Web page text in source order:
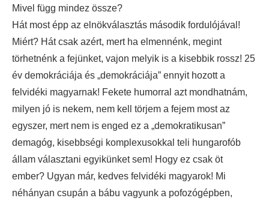
Mivel függ mindez össze?
Hát most épp az elnökválasztás második fordulójával!
Miért? Hát csak azért, mert ha elmennénk, megint
törhetnénk a fejünket, vajon melyik is a kisebbik rossz! 25
év demokráciája és „demokráciája” ennyit hozott a
felvidéki magyarnak! Fekete humorral azt mondhatnám,
milyen jó is nekem, nem kell törjem a fejem most az
egyszer, mert nem is enged ez a „demokratikusan”
demagóg, kisebbségi komplexusokkal teli hungarofób
állam választani egyikünket sem! Hogy ez csak öt
ember? Ugyan már, kedves felvidéki magyarok! Mi
néhányan csupán a bábu vagyunk a pofozógépben,